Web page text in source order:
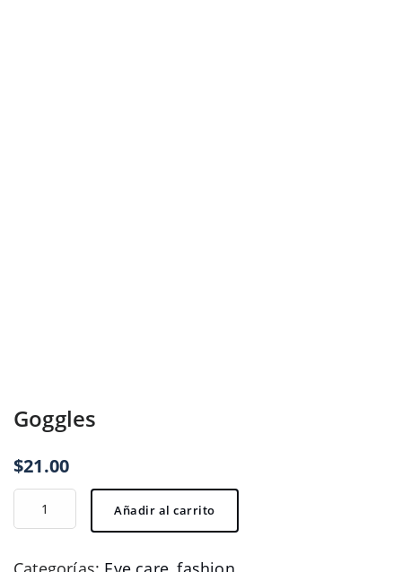
Goggles
$21.00
Goggles
cantidad
Añadir al carrito